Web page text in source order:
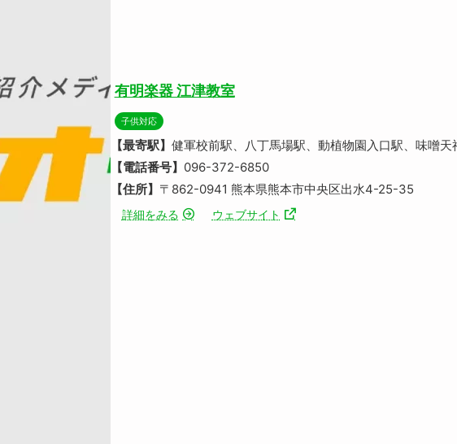
有明楽器 江津教室
子供対応
【最寄駅】 健軍校前駅、八丁馬場駅、動植物園入口駅、味噌天
【電話番号】 096-372-6850
【住所】 〒862-0941 熊本県熊本市中央区出水4-25-35
詳細をみる ウェブサイト